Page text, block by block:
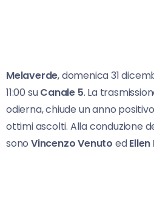
Melaverde, domenica 31
11:00 suCanale 5. La
odierna, chiude un anno
ottimi ascolti. Alla conduzione
sono Vincenzo Venuto ed